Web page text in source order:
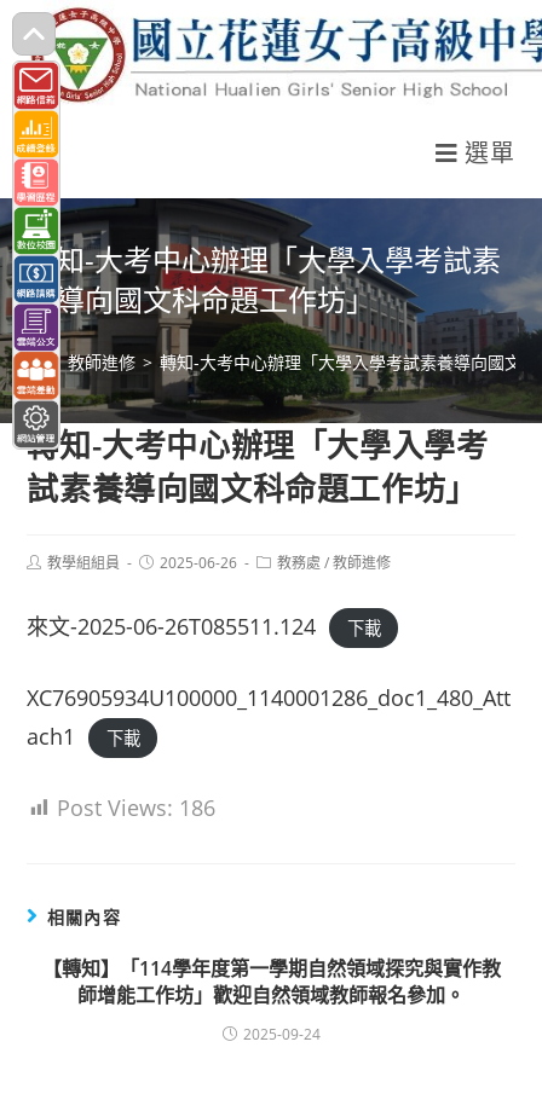
跳
轉
至
主
要
內
容
選單
轉知-大考中心辦理「大學入學考試素
養導向國文科命題工作坊」
> 教師進修 > 轉知-大考中心辦理「大學入學考試素養導向國文
轉知-大考中心辦理「大學入學考
試素養導向國文科命題工作坊」
Post教學組組員
Post2025-06-26
Post教務處 / 教師進修
來文-2025-06-26T085511.124 下載
XC76905934U100000_1140001286_doc1_480_Att
ach1
下載
Post Views: 186
相關內容
【轉知】「114學年度第一學期自然領域探究與實作教
師增能工作坊」歡迎自然領域教師報名參加。
2025-09-24